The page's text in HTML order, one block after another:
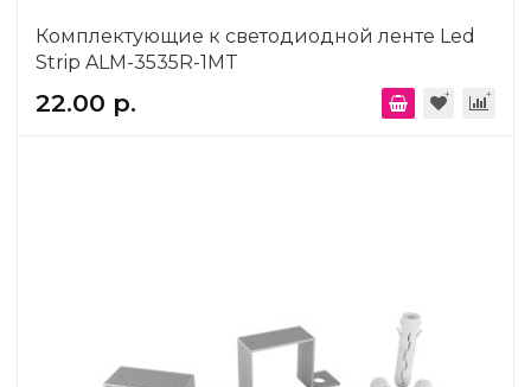
Комплектующие к светодиодной ленте Led
Strip ALM-3535R-1MT
22.00 р.